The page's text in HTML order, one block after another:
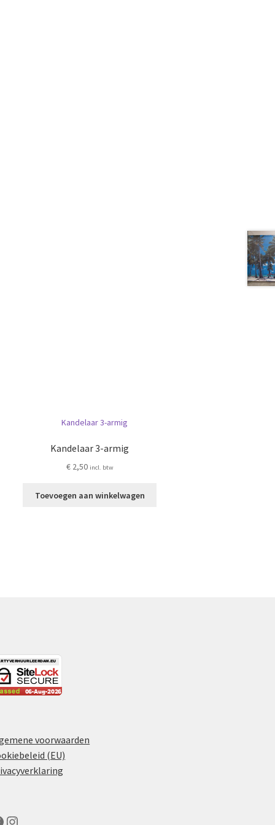
Kandelaar 3-armig
€2,50 incl. btw
Toevoegen aan winkelwagen
voorwaarden
(EU)
Instagram